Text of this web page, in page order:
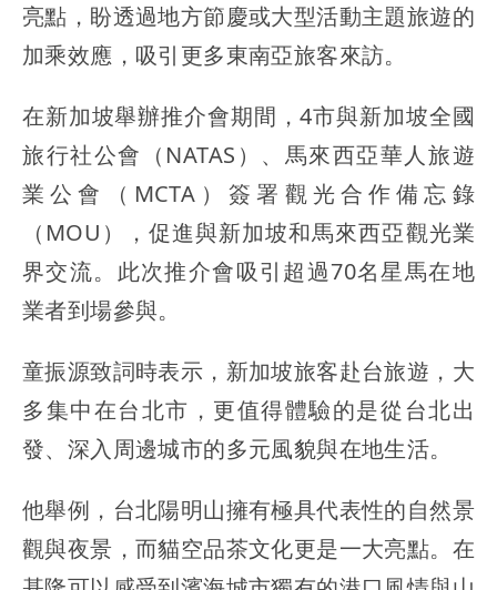
亮點，盼透過地方節慶或大型活動主題旅遊的
加乘效應，吸引更多東南亞旅客來訪。
在新加坡舉辦推介會期間，4市與新加坡全國
旅行社公會（NATAS）、馬來西亞華人旅遊
業公會（MCTA）簽署觀光合作備忘錄
（MOU），促進與新加坡和馬來西亞觀光業
界交流。此次推介會吸引超過70名星馬在地
業者到場參與。
童振源致詞時表示，新加坡旅客赴台旅遊，大
多集中在台北市，更值得體驗的是從台北出
發、深入周邊城市的多元風貌與在地生活。
他舉例，台北陽明山擁有極具代表性的自然景
觀與夜景，而貓空品茶文化更是一大亮點。在